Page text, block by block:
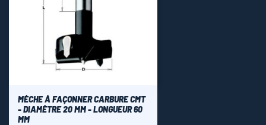
MÈCHE À FAÇONNER CARBURE CMT
- DIAMÈTRE 20 MM - LONGUEUR 60
MM